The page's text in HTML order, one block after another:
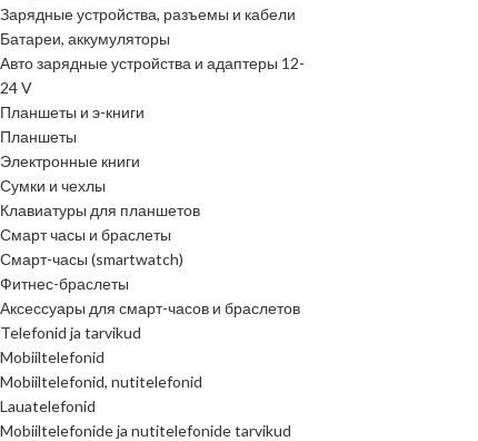
Зарядные устройства, разъемы и кабели
Батареи, аккумуляторы
Авто зарядные устройства и адаптеры 12-
24 V
Планшеты и э-книги
Планшеты
Электронные книги
Сумки и чехлы
Клавиатуры для планшетов
Смарт часы и браслеты
Смарт-часы (smartwatch)
Фитнес-браслеты
Аксессуары для смарт-часов и браслетов
Telefonid ja tarvikud
Mobiiltelefonid
Mobiiltelefonid, nutitelefonid
Lauatelefonid
Mobiiltelefonide ja nutitelefonide tarvikud